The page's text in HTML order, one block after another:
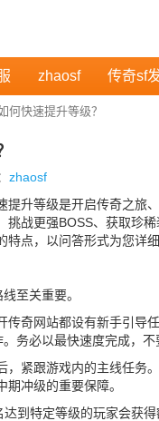
zhaosf 传奇sf
何快速提升等级？
zhaosf
提升等级是开启传奇之旅
挑战更强BOSS、获取珍
特点，以问答形式为您详
至关重要。
传奇网站都设有新手引导
务必以最快速度完成，
，紧跟游戏内的主线任务
冲级的重要保障。
到特定等级的玩家会获